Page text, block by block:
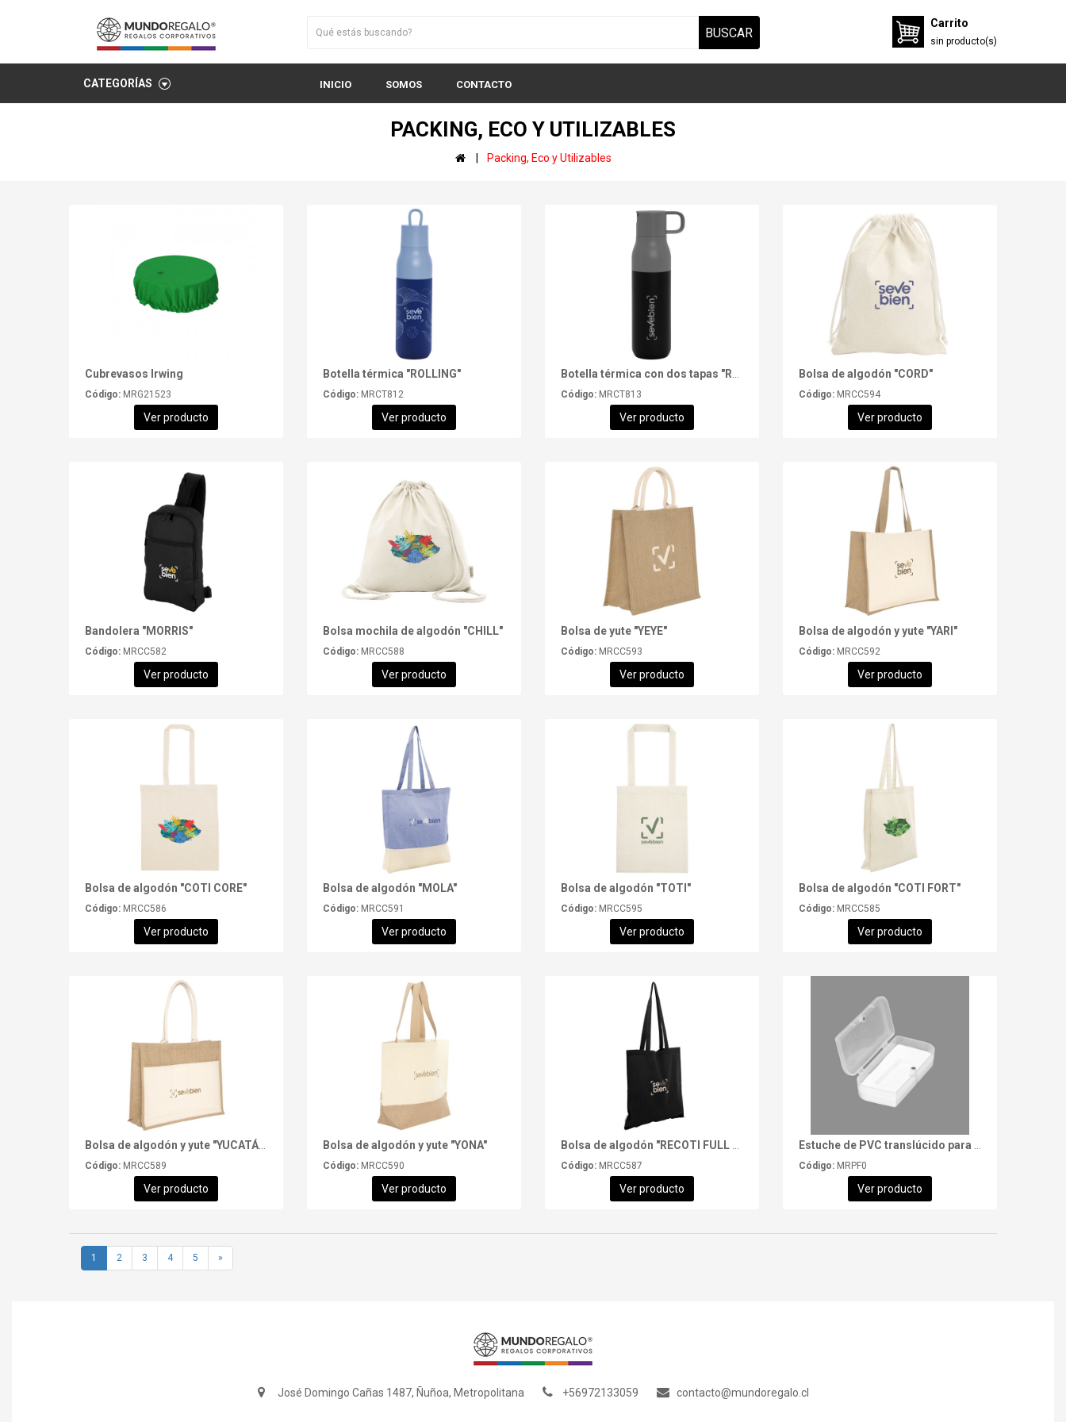
BUSCAR
Carrito
sin producto(s)
CATEGORÍAS INICIO SOMOS CONTACTO
PACKING, ECO Y UTILIZABLES
Packing, Eco y Utilizables
Cubrevasos Irwing
Código: MRG21523
Ver producto
Botella térmica "ROLLING"
Código: MRCT812
Ver producto
Código: MRCT813
Ver producto
Bolsa de algodón "CORD"
Código: MRCC594
Ver producto
Bandolera "MORRIS"
Código: MRCC582
Ver producto
Bolsa mochila de algodón "CHILL"
Código: MRCC588
Ver producto
Bolsa de yute "YEYE"
Código: MRCC593
Ver producto
Bolsa de algodón y yute "YARI"
Código: MRCC592
Ver producto
Bolsa de algodón "COTI CORE"
Código: MRCC586
Ver producto
Bolsa de algodón "MOLA"
Código: MRCC591
Ver producto
Bolsa de algodón "TOTI"
Código: MRCC595
Ver producto
Bolsa de algodón "COTI FORT"
Código: MRCC585
Ver producto
Código: MRCC589
Ver producto
Bolsa de algodón y yute "YONA"
Código: MRCC590
Ver producto
Código: MRCC587
Ver producto
Código: MRPF0
Ver producto
1 2 3 4 5 »
José Domingo Cañas 1487, Ñuñoa, Metropolitana +56972133059 contacto@mundoregalo.cl